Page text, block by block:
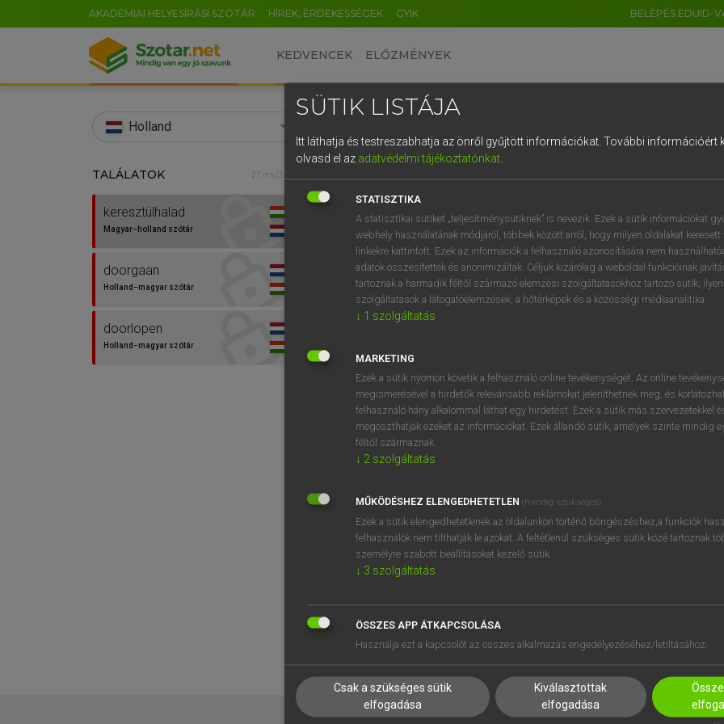
AKADÉMIAI HELYESÍRÁSI SZÓTÁR HÍREK, ÉRDEKESSÉGEK GYIK BELÉPÉS EDUID-
KEDVENCEK ELŐZMÉNYEK
Holland
TALÁLATOK 27 ms (3 db)
keresztülhalad
Magyar−holland szótár
doorgaan
Holland−magyar szótár
doorlopen
Holland−magyar szótár
Magyar−holland szótár
VAN ELŐFIZETÉSED?
megtekintéséhez.
BELÉPÉS
próbaverziójának
regisztrálok ésbelépek.
REGISZTRÁCIÓ
SÜTIK LISTÁJA
Itt láthatja és testreszabhatja az önről gyűjtött információkat. További információért
olvasd el az adatvédelmi tájékoztatónkat.
STATISZTIKA
A statisztikai sütiket „teljesítménysütiknek” is nevezik. Ezek a sütik információkat
webhely használatának módjáról, többek között arról, hogy milyen oldalakat keresett
linkekre kattintott. Ezek az információk a felhasználó azonosítására nem
adatok összesítettek és anonimizáltak. Céljuk kizárólag a weboldal funkcióinak
tartoznak a harmadik féltől származó elemzési szolgáltatásokhoz tartozó sütik;
szolgáltatások a látogatóelemzések, a hőtérképek és a közösségi médiaanalitika.
↓ 1 szolgáltatás
MARKETING
Ezek a sütik nyomon követik a felhasználó online tevékenységét. Az online
megismerésével a hirdetők relevánsabb reklámokat jeleníthetnek meg, és
felhasználó hány alkalommal láthat egy hirdetést. Ezek a sütik más szervezetekkel
megoszthatják ezeket az információkat. Ezek állandó sütik, amelyek szinte mindig
féltől származnak.
↓ 2 szolgáltatás
MŰKÖDÉSHEZ ELENGEDHETETLEN (mindig szükséges)
Ezek a sütik elengedhetetlenek az oldalunkon történő böngészéshez,a funkciók
felhasználók nem tilthatják le azokat. A feltétlenül szükséges sütik közé tartoznak
személyre szabott beállításokat kezelő sütik.
↓ 3 szolgáltatás
ÖSSZES APP ÁTKAPCSOLÁSA
Használja ezt a kapcsolót az összes alkalmazás engedélyezéséhez/letiltásához.
Csak a szükséges sütik
elfogadása
Kiválasztottak
elfogadása
EN HU DE CN FR ES IT NL
0 1 2 3 4 5 6 7 8 9
q w e r t z u i
a s d f g h j k l é
í y x c v b n m , .